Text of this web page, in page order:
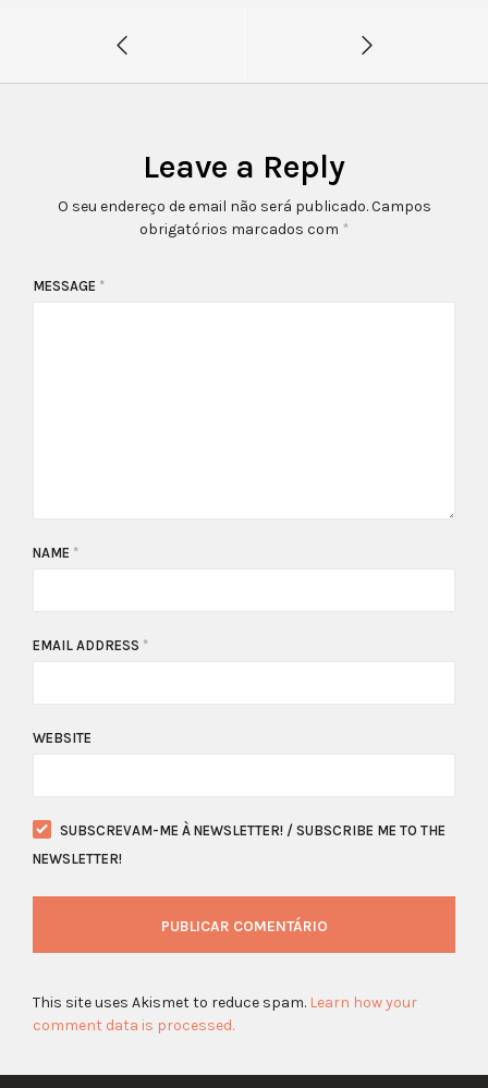
Leave a Reply
O seu endereço de email não será publicado. Campos
obrigatórios marcados com *
MESSAGE *
NAME *
EMAIL ADDRESS *
WEBSITE
SUBSCREVAM-ME À NEWSLETTER! / SUBSCRIBE ME TO THE
NEWSLETTER!
This site uses Akismet to reduce spam. Learn how your
comment data is processed.